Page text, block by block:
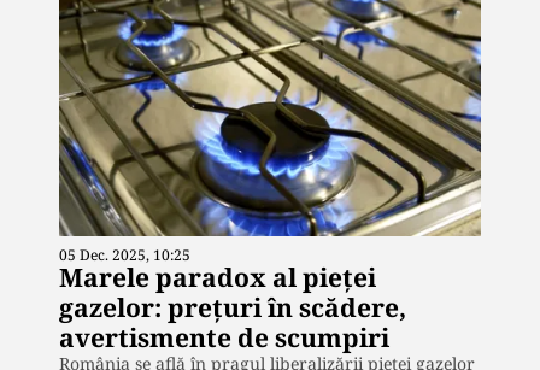
05 Dec. 2025, 10:25
Marele paradox al pieței
gazelor: prețuri în scădere,
avertismente de scumpiri
România se află în pragul liberalizării pieței gazelor